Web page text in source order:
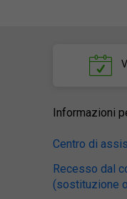
Informazioni
Centro di
Recesso dal
(sostituzione